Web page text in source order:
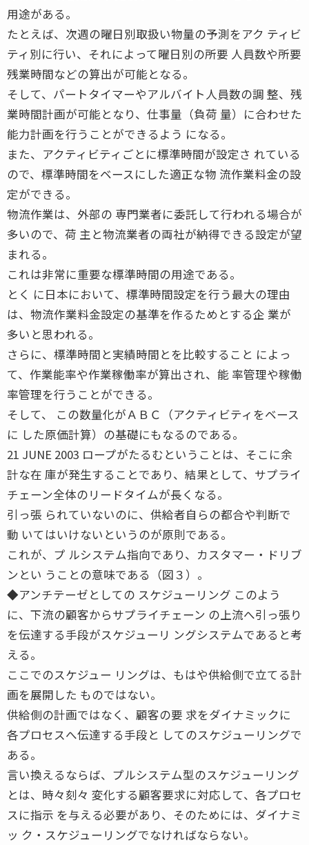
用途がある。
たとえば、次週の曜日別取扱い物量の予測をアク ティビ
ティ別に行い、それによって曜日別の所要 人員数や所要
残業時間などの算出が可能となる。
そして、パートタイマーやアルバイト人員数の調 整、残
業時間計画が可能となり、仕事量（負荷 量）に合わせた
能力計画を行うことができるよう になる。
また、アクティビティごとに標準時間が設定さ れている
ので、標準時間をベースにした適正な物 流作業料金の設
定ができる。
物流作業は、外部の 専門業者に委託して行われる場合が
多いので、荷 主と物流業者の両社が納得できる設定が望
まれる。
これは非常に重要な標準時間の用途である。
とく に日本において、標準時間設定を行う最大の理由
は、物流作業料金設定の基準を作るためとする企 業が
多いと思われる。
さらに、標準時間と実績時間とを比較すること によっ
て、作業能率や作業稼働率が算出され、能 率管理や稼働
率管理を行うことができる。
そして、 この数量化がＡＢＣ（アクティビティをベース
に した原価計算）の基礎にもなるのである。
21 JUNE 2003 ロープがたるむということは、そこに余
計な在 庫が発生することであり、結果として、サプライ
チェーン全体のリードタイムが長くなる。
引っ張 られていないのに、供給者自らの都合や判断で
動 いてはいけないというのが原則である。
これが、プ ルシステム指向であり、カスタマー・ドリブ
ンとい うことの意味である（図３）。
◆アンチテーゼとしての スケジューリング このよう
に、下流の顧客からサプライチェーン の上流へ引っ張り
を伝達する手段がスケジューリ ングシステムであると考
える。
ここでのスケジュー リングは、もはや供給側で立てる計
画を展開した ものではない。
供給側の計画ではなく、顧客の要 求をダイナミックに
各プロセスへ伝達する手段と してのスケジューリングで
ある。
言い換えるならば、プルシステム型のスケジューリング
とは、時々刻々 変化する顧客要求に対応して、各プロセ
スに指示 を与える必要があり、そのためには、ダイナミ
ッ ク・スケジューリングでなければならない。